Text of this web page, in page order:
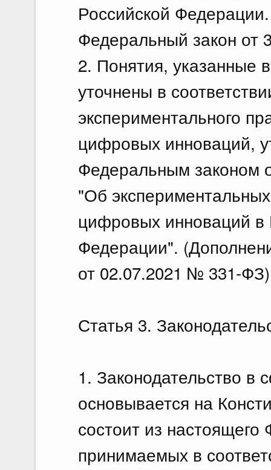
Российской
Федеральный закон от
2. Понятия, указанные
уточнены в
экспериментального
цифровых инноваций,
Федеральным законом
"Об
цифровых инноваций в
Федерации".
от 02.07.2021 № 331-ФЗ)
Статья 3.
1. Законодательство в
основывается на
состоит из настоящего
принимаемых в